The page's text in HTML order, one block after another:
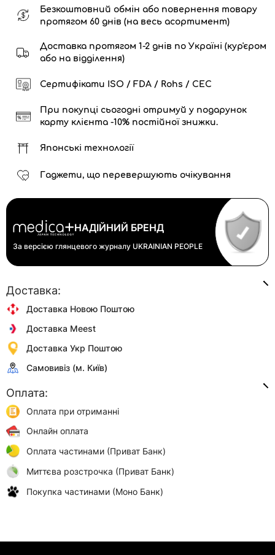
Безкоштовний обмін або повернення товару
протягом 60 днів (на весь асортимент)
Доставка протягом 1-2 днів по Україні (кур'єром
або на відділення)
Сертифікати ISO / FDA / Rohs / CEC
При покупці сьогодні отримуй у подарунок
карту клієнта -10% постійної знижки.
Японські технології
Гаджети, що перевершують очікування
НАДІЙНИЙ БРЕНД
За версією глянцевого журналу UKRAINIAN PEOPLE
Доставка:
Доставка Новою Поштою
Доставка Meest
Доставка Укр Поштою
Самовивіз (м. Київ)
Оплата:
Оплата при отриманні
Онлайн оплата
Оплата частинами (Приват Банк)
Миттєва розстрочка (Приват Банк)
Покупка частинами (Моно Банк)